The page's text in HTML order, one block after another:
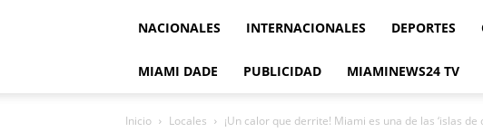
NACIONALES INTERNACIONALES DEPORTES
MIAMI DADE PUBLICIDAD MIAMINEWS24 TV
Inicio Locales ¡Un calor que derrite! Miami es una de las ‘islas de